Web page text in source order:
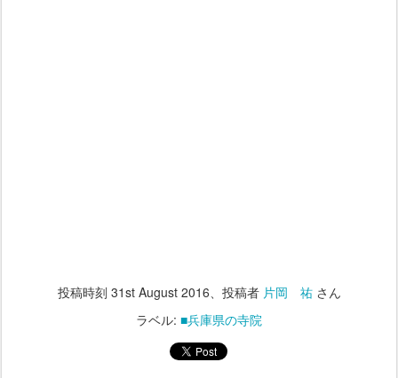
投稿時刻 31st August 2016、投稿者 片岡 祐さん
ラベル: ■兵庫県の寺院